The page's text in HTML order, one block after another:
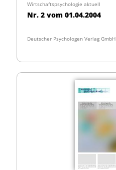
Wirtschaftspsychologie aktuell
Nr. 2 vom 01.04.2004
Deutscher Psychologen Verlag GmbH